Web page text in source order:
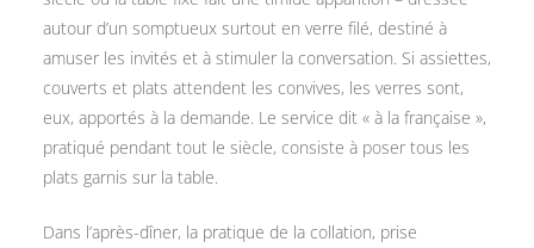
autour d’un somptueux surtout en verre filé, destiné à
amuser les invités et à stimuler la conversation. Si assiettes,
couverts et plats attendent les convives, les verres sont,
eux, apportés à la demande. Le service dit « à la française »,
pratiqué pendant tout le siècle, consiste à poser tous les
plats garnis sur la table.
Dans l’après-dîner, la pratique de la collation, prise